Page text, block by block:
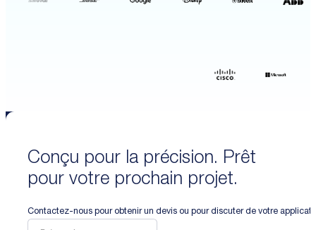
Conçu pour la précision. Prêt
pour votre prochain projet.
Contactez-nous pour obtenir un devis ou pour discuter de votre